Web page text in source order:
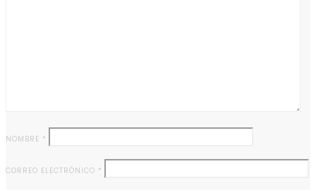
NOMBRE *
CORREO ELECTRÓNICO *